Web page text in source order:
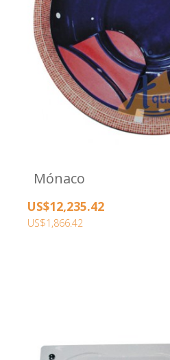
Mónaco
US$12,235.42
US$1,866.42